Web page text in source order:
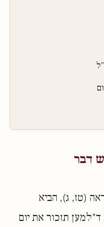
דבר
(טז, ג), הביא
ד"למען תזכור את יום